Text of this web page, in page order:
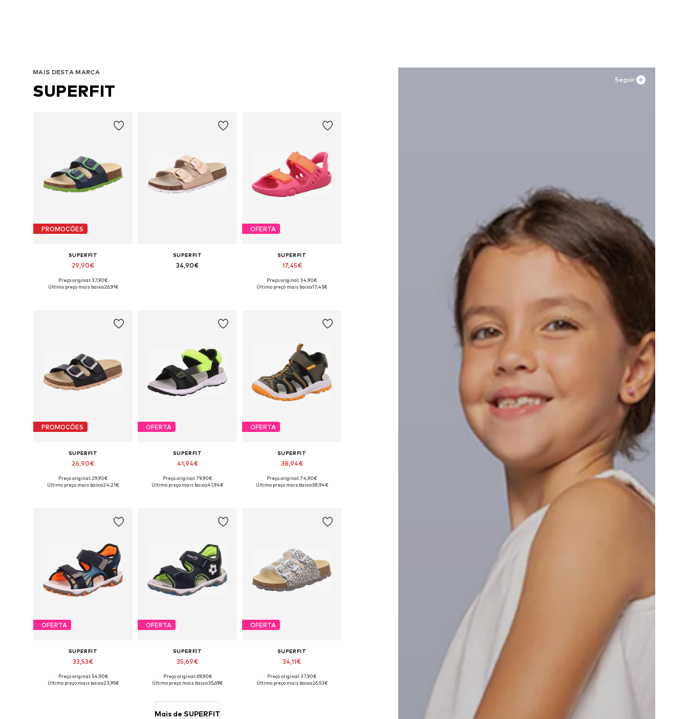
Seguir
MAIS DESTA MARCA
SUPERFIT
PROMOÇÕES
SUPERFIT
29,90€
Disponível em vários tamanhos
Preço original: 37,90€
Último preço mais baixo:26,91€
SUPERFIT
34,90€
OFERTA
SUPERFIT
17,45€
Preço original: 34,90€
Último preço mais baixo:17,45€
PROMOÇÕES
SUPERFIT
26,90€
Disponível em vários tamanhos
Preço original: 29,90€
Último preço mais baixo:24,21€
OFERTA
SUPERFIT
41,94€
Preço original: 79,90€
Último preço mais baixo:41,94€
OFERTA
SUPERFIT
38,94€
Preço original: 74,90€
Último preço mais baixo:38,94€
OFERTA
SUPERFIT
33,53€
Disponível em vários tamanhos
Preço original: 54,90€
Último preço mais baixo:23,95€
OFERTA
SUPERFIT
35,69€
Preço original: 69,90€
Último preço mais baixo:35,69€
OFERTA
SUPERFIT
34,11€
Disponível em vários tamanhos
Preço original: 37,90€
Último preço mais baixo:26,53€
Mais de SUPERFIT